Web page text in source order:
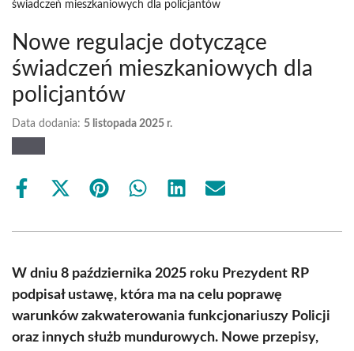
świadczeń mieszkaniowych dla policjantów
Nowe regulacje dotyczące
świadczeń mieszkaniowych dla
policjantów
Data dodania: 5 listopada 2025 r.
Share
Share
(Twitter)
Share Share Share Share
W dniu 8 października 2025 roku Prezydent RP
podpisał ustawę, która ma na celu poprawę
warunków zakwaterowania funkcjonariuszy Policji
oraz innych służb mundurowych. Nowe przepisy,